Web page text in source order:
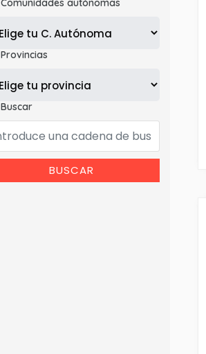
Comunidades autónomas
Provincias
Buscar
BUSCAR